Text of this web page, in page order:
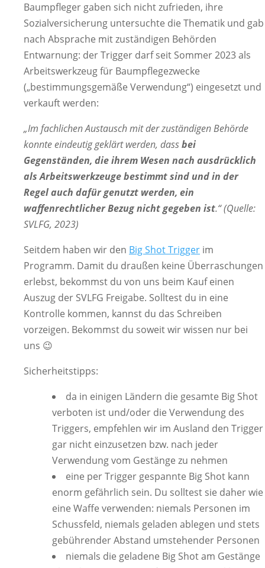
Baumpfleger gaben sich nicht zufrieden, ihre
Sozialversicherung untersuchte die Thematik und gab
nach Absprache mit zuständigen Behörden
Entwarnung: der Trigger darf seit Sommer 2023 als
Arbeitswerkzeug für Baumpflegezwecke
(„bestimmungsgemäße Verwendung“) eingesetzt und
verkauft werden:
„Im fachlichen Austausch mit der zuständigen Behörde
konnte eindeutig geklärt werden, dassbei
Gegenständen, die ihrem Wesen nach ausdrücklich
als Arbeitswerkzeuge bestimmt sind und in der
Regel auch dafür genutzt werden, ein
waffenrechtlicher Bezug nicht gegeben ist.“ (Quelle:
SVLFG, 2023)
Seitdem haben wir den Big Shot Trigger im
Programm. Damit du draußen keine Überraschungen
erlebst, bekommst du von uns beim Kauf einen
Auszug der SVLFG Freigabe. Solltest du in eine
Kontrolle kommen, kannst du das Schreiben
vorzeigen. Bekommst du soweit wir wissen nur bei
uns 😉
Sicherheitstipps:
da in einigen Ländern die gesamte Big Shot
verboten ist und/oder die Verwendung des
Triggers, empfehlen wir im Ausland den Trigger
gar nicht einzusetzen bzw. nach jeder
Verwendung vom Gestänge zu nehmen
eine per Trigger gespannte Big Shot kann
enorm gefährlich sein. Du solltest sie daher wie
eine Waffe verwenden: niemals Personen im
Schussfeld, niemals geladen ablegen und stets
gebührender Abstand umstehender Personen
niemals die geladene Big Shot am Gestänge